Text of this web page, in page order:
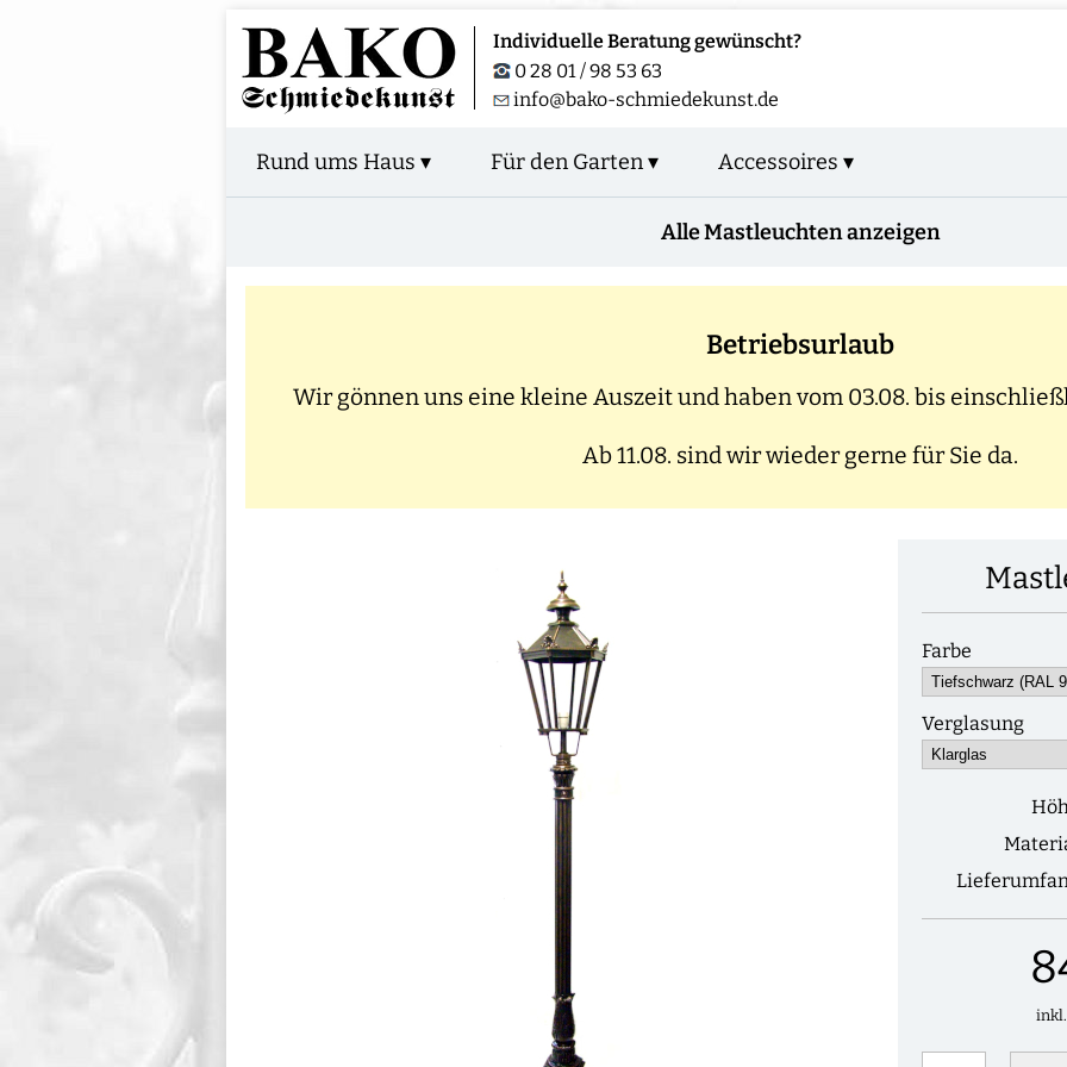
Individuelle Beratung gewünscht?
0 28 01 / 98 53 63
info@bako-schmiedekunst.de
Rund ums Haus ▾ Für den Garten ▾ Accessoires ▾
Alle Mastleuchten anzeigen
Betriebsurlaub
Wir gönnen uns eine kleine Auszeit und haben vom 03.08. bis
Ab 11.08. sind wir wieder gerne für Sie da.
Farbe
Verglasung